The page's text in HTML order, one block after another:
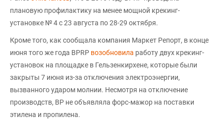
плановую профилактику на менее мощной крекинг-
установке № 4 с 23 августа по 28-29 октября.
Кроме того, как сообщала компания Маркет Репорт, в конце
июня того же года BPRP возобновила работу двух крекинг-
установок на площадке в Гельзенкирхене, которые были
закрыты 7 июня из-за отключения электроэнергии,
вызванного ударом молнии. Несмотря на отключение
производств, BP не объявляла форс-мажор на поставки
этилена и пропилена.